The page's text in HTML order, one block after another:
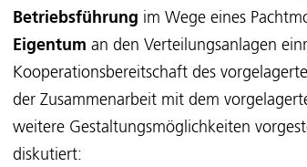
Betriebsführung im Wege eines
Eigentum an den Verteilungsanlagen
Kooperationsbereitschaft des
der Zusammenarbeit mit dem
weitere Gestaltungsmöglichkeiten
diskutiert: